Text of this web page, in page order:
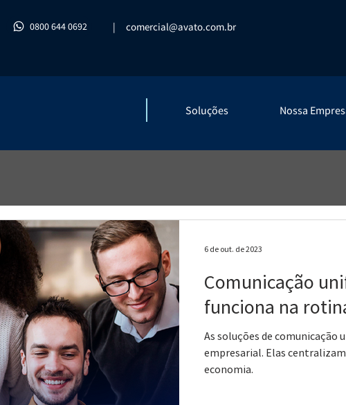
0800 644 0692 | comercial@avato.com.br
Soluções Nossa
Comunicação
funciona na
As soluções de comunicação
empresarial. Elas
economia.
6 de out. de 2023